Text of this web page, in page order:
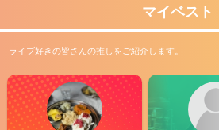
マイベスト
ライブ好きの皆さんの推しをご紹介します。